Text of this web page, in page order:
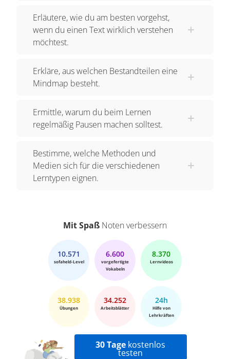
Erläutere, wie du am besten vorgehst,
wenn du einen Text wirklich verstehen
möchtest.
Erkläre, aus welchen Bestandteilen eine
Mindmap besteht.
Ermittle, warum du beim Lernen
regelmäßig Pausen machen solltest.
Bestimme, welche Methoden und
Medien sich für die verschiedenen
Lerntypen eignen.
Mit Spaß Noten verbessern
10.571
sofaheld-Level
6.600
vorgefertigte
Vokabeln
8.370
Lernvideos
38.938
Übungen
34.252
Arbeitsblätter
24h
Hilfe von
Lehrkräften
30 Tage kostenlos
testen